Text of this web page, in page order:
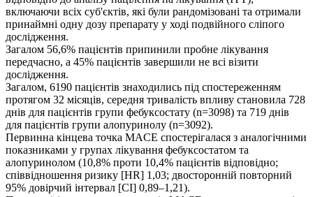
включаючи всіх суб'єктів, які були рандомізовані та отримали
принаймні одну дозу препарату у ході подвійного сліпого
дослідження.
Загалом 56,6% пацієнтів припинили пробне лікування
передчасно, а 45% пацієнтів завершили не всі візити
дослідження.
Загалом, 6190 пацієнтів знаходились під спостереженням
протягом 32 місяців, середня тривалість впливу становила 728
днів для пацієнтів групи фебуксостату (n=3098) та 719 днів
для пацієнтів групи алопуринолу (n=3092).
Первинна кінцева точка MACE спостерігалася з аналогічними
показниками у групах лікування фебуксостатом та
алопуринолом (10,8% проти 10,4% пацієнтів відповідно;
співвідношення ризику [HR] 1,03; двосторонній повторний
95% довірчий інтервал [CI] 0,89–1,21).